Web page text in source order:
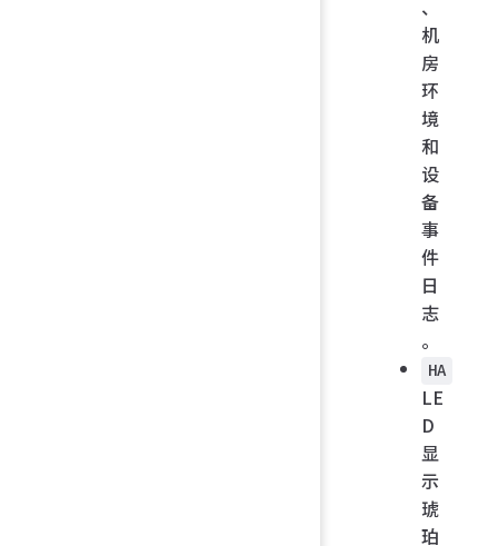
、
机
房
环
境
和
设
备
事
件
日
志
。
HA
LE
D
显
示
琥
珀